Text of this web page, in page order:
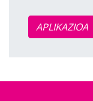
APLIKAZIOA